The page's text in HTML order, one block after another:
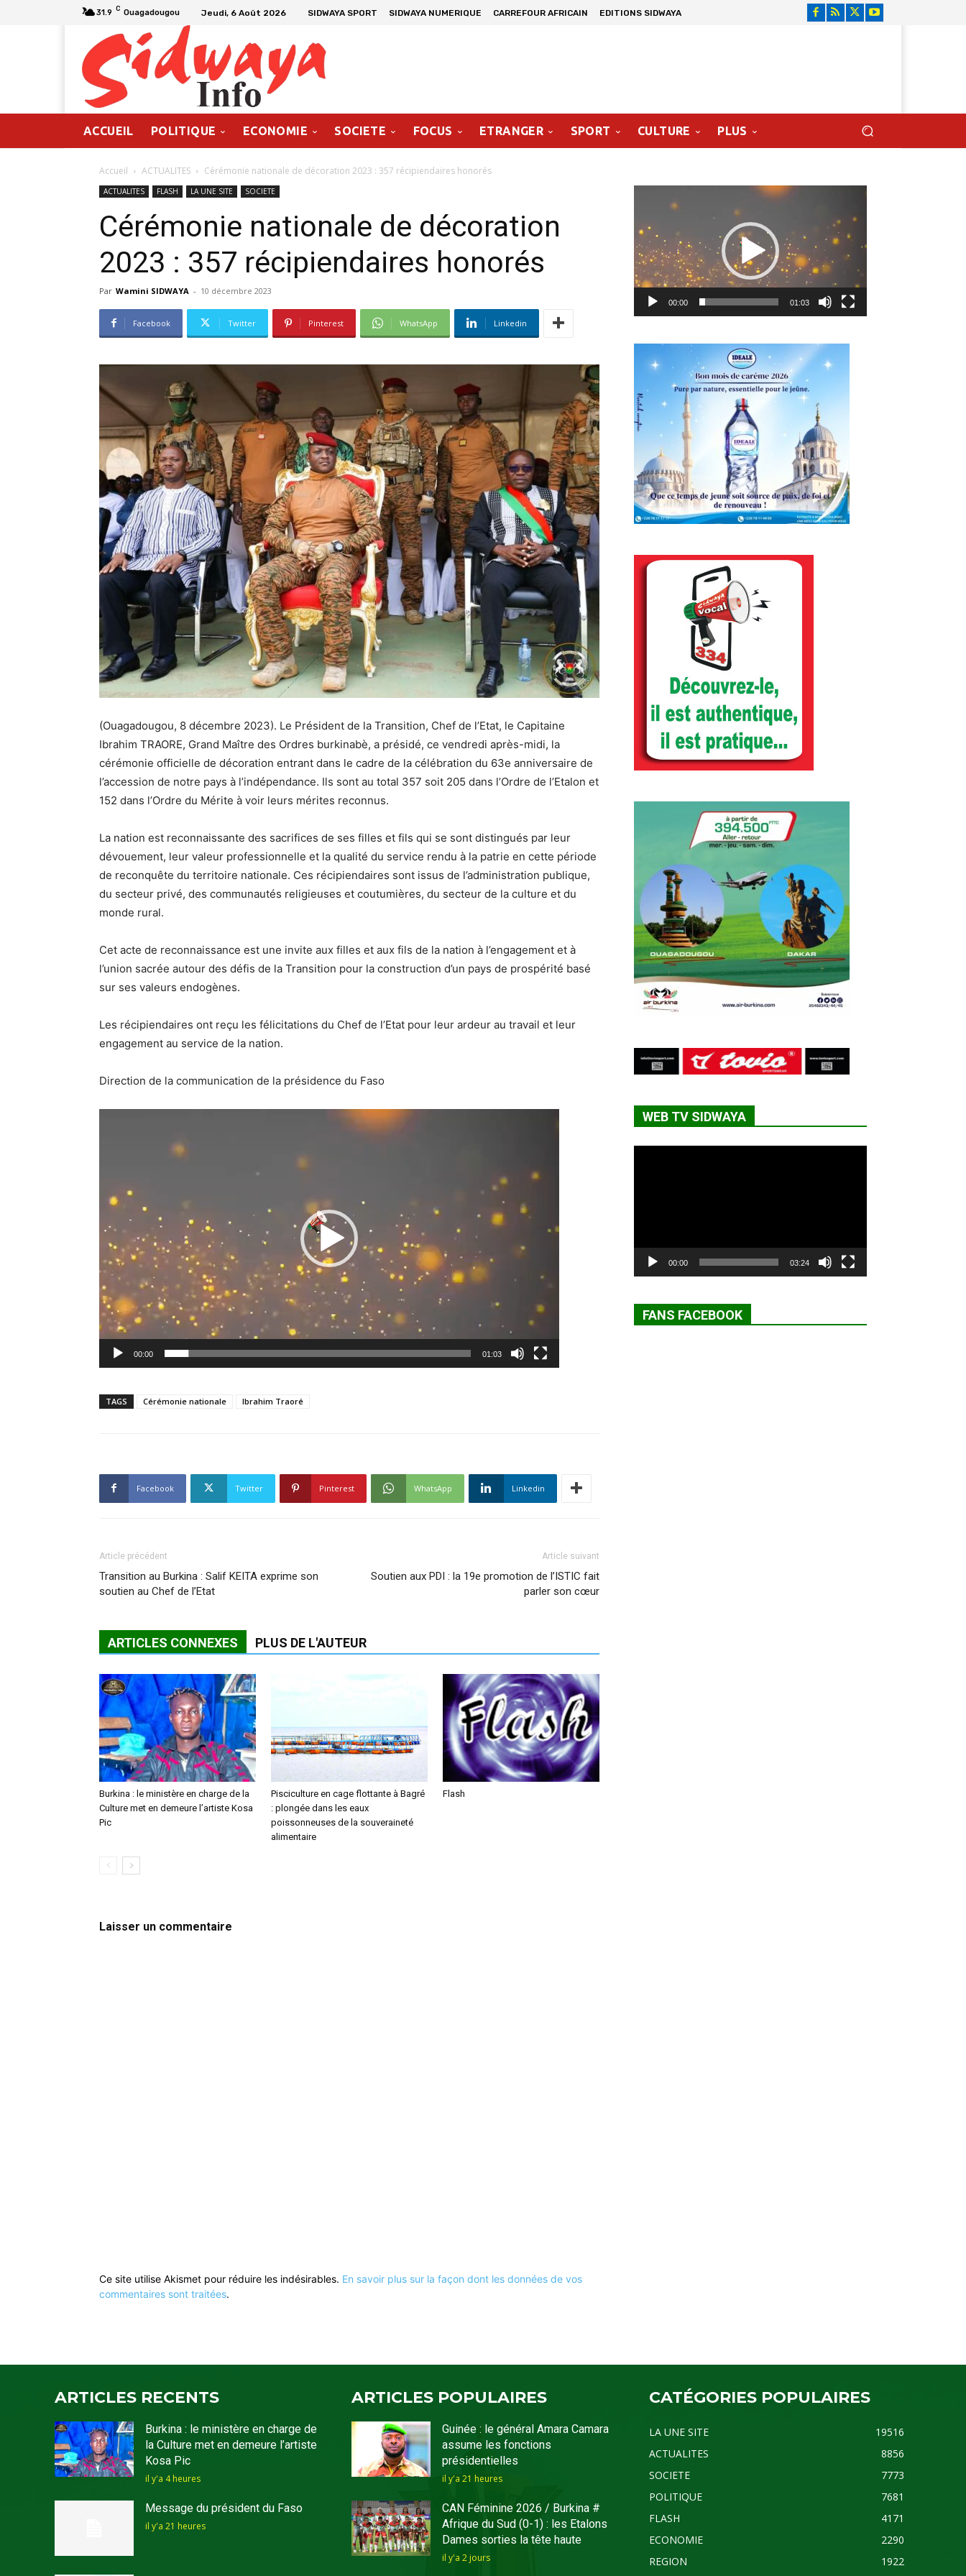
31.9 C Ouagadougou Jeudi, 6 Août 2026 SIDWAYA SPORT SIDWAYA NUMERIQUE CARREFOUR AFRICAIN EDITIONS SIDWAYA
ACCUEIL POLITIQUE ECONOMIE SOCIETE FOCUS ETRANGER SPORT CULTURE PLUS
Accueil ACTUALITES Cérémonie nationale de décoration 2023 : 357 récipiendaires honorés
ACTUALITES FLASH LA UNE SITE SOCIETE
Cérémonie nationale de décoration
2023 : 357 récipiendaires honorés
Par Wamini SIDWAYA - 10 décembre 2023
Facebook Twitter Pinterest WhatsApp Linkedin
(Ouagadougou, 8 décembre 2023). Le Président de la Transition, Chef de l’Etat, le Capitaine
Ibrahim TRAORE, Grand Maître des Ordres burkinabè, a présidé, ce vendredi après-midi, la
cérémonie officielle de décoration entrant dans le cadre de la célébration du 63e anniversaire de
l’accession de notre pays à l’indépendance. Ils sont au total 357 soit 205 dans l’Ordre de l’Etalon et
152 dans l’Ordre du Mérite à voir leurs mérites reconnus.
La nation est reconnaissante des sacrifices de ses filles et fils qui se sont distingués par leur
dévouement, leur valeur professionnelle et la qualité du service rendu à la patrie en cette période
de reconquête du territoire nationale. Ces récipiendaires sont issus de l’administration publique,
du secteur privé, des communautés religieuses et coutumières, du secteur de la culture et du
monde rural.
Cet acte de reconnaissance est une invite aux filles et aux fils de la nation à l’engagement et à
l’union sacrée autour des défis de la Transition pour la construction d’un pays de prospérité basé
sur ses valeurs endogènes.
Les récipiendaires ont reçu les félicitations du Chef de l’Etat pour leur ardeur au travail et leur
engagement au service de la nation.
Direction de la communication de la présidence du Faso
Lecteur
00:00 01:03
TAGS Cérémonie nationale Ibrahim Traoré
Facebook Twitter Pinterest WhatsApp Linkedin
Article précédent
Transition au Burkina : Salif KEITA exprime son
soutien au Chef de l’Etat
Article suivant
Soutien aux PDI : la 19e promotion de l’ISTIC fait
parler son cœur
ARTICLES CONNEXES PLUS DE L'AUTEUR
Burkina : le ministère en charge de la
Culture met en demeure l’artiste Kosa
Pic
Pisciculture en cage flottante à Bagré
: plongée dans les eaux
poissonneuses de la souveraineté
alimentaire
Flash
Laisser un commentaire
Ce site utilise Akismet pour réduire les indésirables. En savoir plus sur la façon dont les données de vos
commentaires sont traitées.
00:00 01:03
WEB TV SIDWAYA
00:00 03:24
FANS FACEBOOK
ARTICLES RECENTS
Burkina : le ministère en charge de
la Culture met en demeure l’artiste
Kosa Pic
il y'a 4 heures
Message du président du Faso
il y'a 21 heures
ARTICLES POPULAIRES
Guinée : le général Amara Camara
assume les fonctions
présidentielles
il y'a 21 heures
CAN Féminine 2026 / Burkina #
Afrique du Sud (0-1) : les Etalons
Dames sorties la tête haute
il y'a 2 jours
CATÉGORIES POPULAIRES
LA UNE SITE
19516
ACTUALITES
8856
SOCIETE
7773
POLITIQUE
7681
FLASH
4171
ECONOMIE
2290
REGION
1922